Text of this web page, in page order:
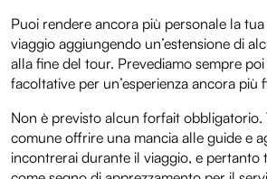
Puoi rendere ancora più personale la
viaggio aggiungendo un’estensione di
alla fine del tour. Prevediamo sempre
facoltative per un’esperienza ancora più
Non è previsto alcun forfait obbligatorio.
comune offrire una mancia alle guide e
incontrerai durante il viaggio, e pertanto